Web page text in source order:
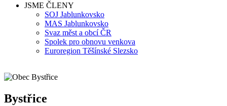
JSME ČLENY
SOJ Jablunkovsko
MAS Jablunkovsko
Svaz měst a obcí ČR
Spolek pro obnovu venkova
Euroregion Těšínské Slezsko
Bystřice